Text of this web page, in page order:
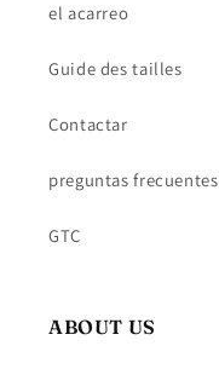
el acarreo
Guide des tailles
Contactar
preguntas frecuentes
GTC
ABOUT US